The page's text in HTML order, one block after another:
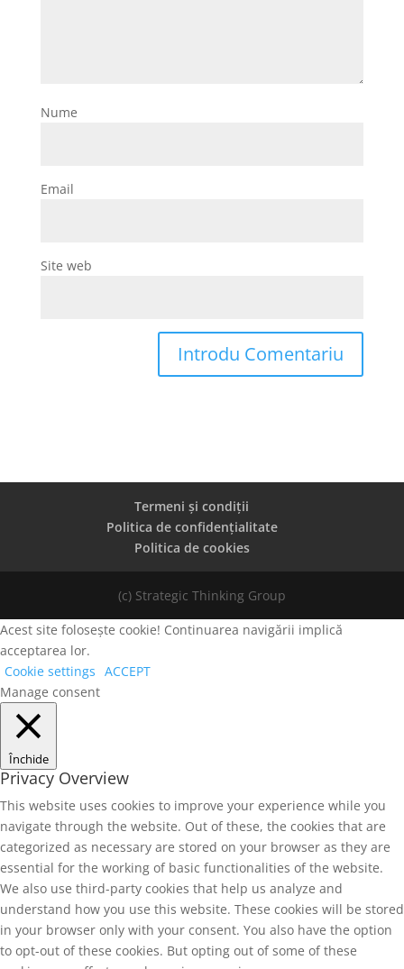
Nume
Email
Site web
Termeni și condiții
Politica de confidențialitate
Politica de cookies
(c) Strategic Thinking Group
Acest site folosește cookie! Continuarea navigării implică
acceptarea lor.
Cookie settings ACCEPT
Manage consent
Închide
Privacy Overview
This website uses cookies to improve your experience while you
navigate through the website. Out of these, the cookies that are
categorized as necessary are stored on your browser as they are
essential for the working of basic functionalities of the website.
We also use third-party cookies that help us analyze and
understand how you use this website. These cookies will be stored
in your browser only with your consent. You also have the option
to opt-out of these cookies. But opting out of some of these